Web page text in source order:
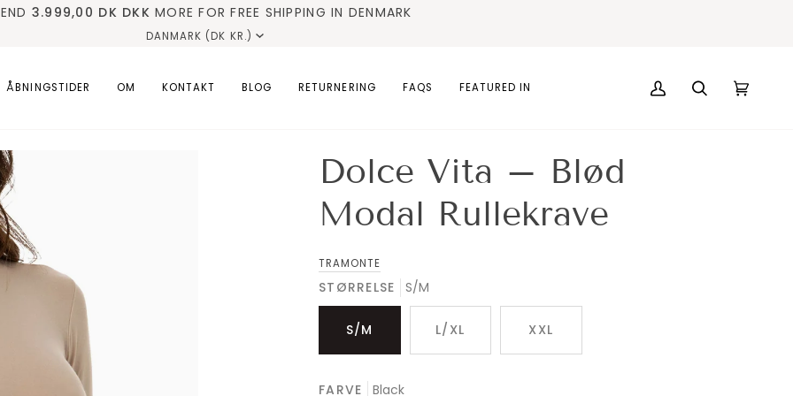
3.999,00 DK DKK MORE FOR FREE SHIPPING IN DENMARK
✓ HURTIG LEVERING ✓ KVINDELIG EJER ✓ FRA FYN (DK)
betalingsmiddel
DANMARK (DK KR.)
ÅBNINGSTIDER OM KONTAKT BLOG RETURNERING FAQS FEATURED IN
Min
Søg Vogn
Dolce Vita – Blød
Modal Rullekrave
TRAMONTE
STØRRELSE S/M
S/M L/XL XXL
FARVE Black